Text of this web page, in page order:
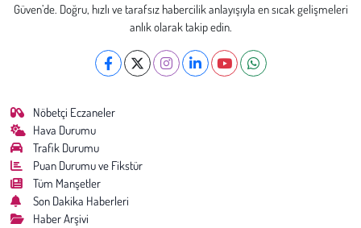
Güven’de. Doğru, hızlı ve tarafsız habercilik anlayışıyla en sıcak gelişmeleri
anlık olarak takip edin.
Nöbetçi Eczaneler
Hava Durumu
Trafik Durumu
Puan Durumu ve Fikstür
Tüm Manşetler
Son Dakika Haberleri
Haber Arşivi